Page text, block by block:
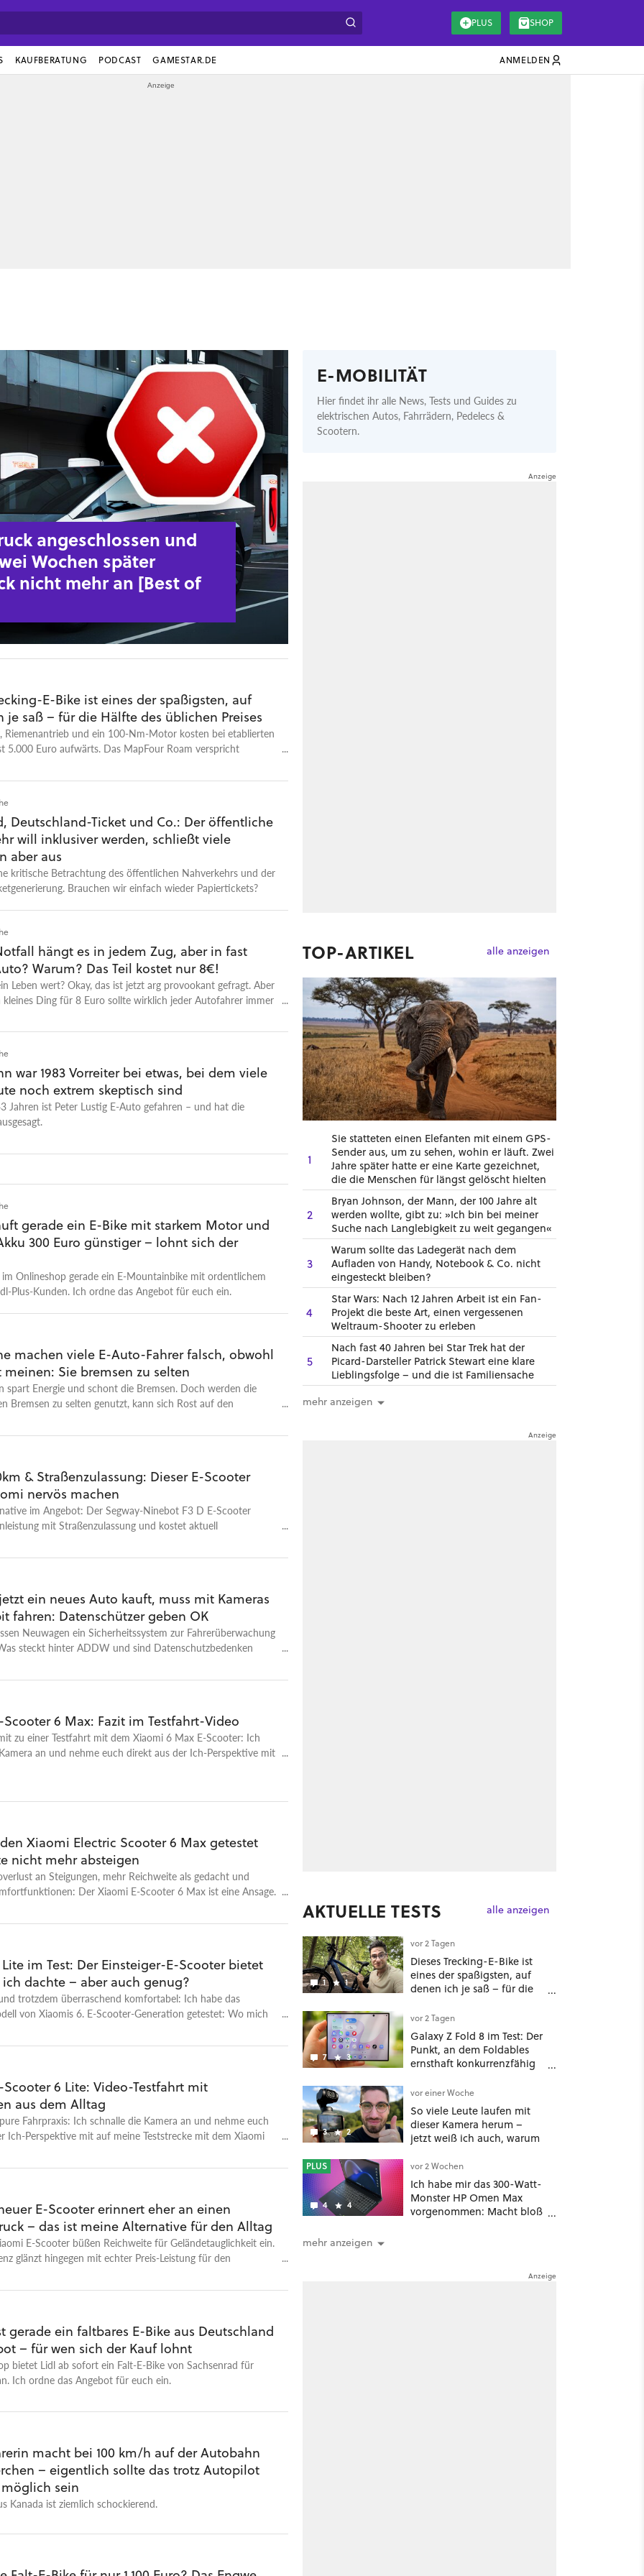
PLUS SHOP
KAUFBERATUNG PODCAST GAMESTAR.DE ANMELDEN
angeschlossen und
Wochen später
nicht mehr an [Best of
E-Bike ist eines der spaßigsten, auf
je saß – für die Hälfte des üblichen Preises
Riemenantrieb und ein 100-Nm-Motor kosten bei etablierten
5.000 Euro aufwärts. Das MapFour Roam verspricht
Deutschland-Ticket und Co.: Der öffentliche
will inklusiver werden, schließt viele
aber aus
kritische Betrachtung des öffentlichen Nahverkehrs und der
Brauchen wir einfach wieder Papiertickets?
hängt es in jedem Zug, aber in fast
Warum? Das Teil kostet nur 8€!
Leben wert? Okay, das ist jetzt arg provookant gefragt. Aber
kleines Ding für 8 Euro sollte wirklich jeder Autofahrer immer
war 1983 Vorreiter bei etwas, bei dem viele
noch extrem skeptisch sind
Jahren ist Peter Lustig E-Auto gefahren – und hat die
gerade ein E-Bike mit starkem Motor und
300 Euro günstiger – lohnt sich der
Onlineshop gerade ein E-Mountainbike mit ordentlichem
Plus-Kunden. Ich ordne das Angebot für euch ein.
machen viele E-Auto-Fahrer falsch, obwohl
meinen: Sie bremsen zu selten
spart Energie und schont die Bremsen. Doch werden die
Bremsen zu selten genutzt, kann sich Rost auf den
& Straßenzulassung: Dieser E-Scooter
nervös machen
im Angebot: Der Segway-Ninebot F3 D E-Scooter
mit Straßenzulassung und kostet aktuell
ein neues Auto kauft, muss mit Kameras
fahren: Datenschützer geben OK
Neuwagen ein Sicherheitssystem zur Fahrerüberwachung
steckt hinter ADDW und sind Datenschutzbedenken
6 Max: Fazit im Testfahrt-Video
zu einer Testfahrt mit dem Xiaomi 6 Max E-Scooter: Ich
an und nehme euch direkt aus der Ich-Perspektive mit
Haken liegt. Meinen ausführlichen Testbericht zum 6 Max mit
der Reichweiten-Messung und der Wertung findet ihr auf
ℹ️ Hinweis: Im Video sage ich, dass es offenbar keine
sich Durchschnittsgeschwindigkeit und Streckenkilometer
Das geht doch – mit einer Tastenkombination am
Xiaomi Electric Scooter 6 Max getestet
nicht mehr absteigen
an Steigungen, mehr Reichweite als gedacht und
Der Xiaomi E-Scooter 6 Max ist eine Ansage.
im Test: Der Einsteiger-E-Scooter bietet
ich dachte – aber auch genug?
trotzdem überraschend komfortabel: Ich habe das
von Xiaomis 6. E-Scooter-Generation getestet: Wo mich
6 Lite: Video-Testfahrt mit
aus dem Alltag
Fahrpraxis: Ich schnalle die Kamera an und nehme euch
Ich-Perspektive mit auf meine Teststrecke mit dem Xiaomi
Ihr seht, wie sich der 330-Euro-Scooter auf Asphalt,
der Fahrt: wo er überrascht, wo er an seine Grenzen
die Steigfähigkeit der größte Kompromiss ist. Meinen
Testbericht mit allen Zahlen, der Reichweiten-Messung und
ihr auf GameStar Tech: ➡️ Zum Test des E-Scooter 6
E-Scooter erinnert eher an einen
– das ist meine Alternative für den Alltag
E-Scooter büßen Reichweite für Geländetauglichkeit ein.
glänzt hingegen mit echter Preis-Leistung für den
gerade ein faltbares E-Bike aus Deutschland
– für wen sich der Kauf lohnt
bietet Lidl ab sofort ein Falt-E-Bike von Sachsenrad für
Ich ordne das Angebot für euch ein.
macht bei 100 km/h auf der Autobahn
– eigentlich sollte das trotz Autopilot
sein
Kanada ist ziemlich schockierend.
E-MOBILITÄT
Hier findet ihr alle News, Tests und Guides zu
elektrischen Autos, Fahrrädern, Pedelecs &
Scootern.
TOP-ARTIKEL alle anzeigen
1
Sie statteten einen Elefanten mit einem GPS-
Sender aus, um zu sehen, wohin er läuft. Zwei
Jahre später hatte er eine Karte gezeichnet,
die die Menschen für längst gelöscht hielten
2
Bryan Johnson, der Mann, der 100 Jahre alt
werden wollte, gibt zu: »Ich bin bei meiner
Suche nach Langlebigkeit zu weit gegangen«
3
Warum sollte das Ladegerät nach dem
Aufladen von Handy, Notebook & Co. nicht
eingesteckt bleiben?
4
Star Wars: Nach 12 Jahren Arbeit ist ein Fan-
Projekt die beste Art, einen vergessenen
Weltraum-Shooter zu erleben
5
Nach fast 40 Jahren bei Star Trek hat der
Picard-Darsteller Patrick Stewart eine klare
Lieblingsfolge – und die ist Familiensache
mehr anzeigen
AKTUELLE TESTS alle anzeigen
1 1
vor 2 Tagen
Dieses Trecking-E-Bike ist
eines der spaßigsten, auf
denen ich je saß – für die
7 3
vor 2 Tagen
Galaxy Z Fold 8 im Test: Der
Punkt, an dem Foldables
ernsthaft konkurrenzfähig
3 2
vor einer Woche
So viele Leute laufen mit
dieser Kamera herum –
jetzt weiß ich auch, warum
4 4
PLUS vor 2 Wochen
Ich habe mir das 300-Watt-
Monster HP Omen Max
vorgenommen: Macht bloß
mehr anzeigen